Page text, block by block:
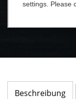
Beschreibung